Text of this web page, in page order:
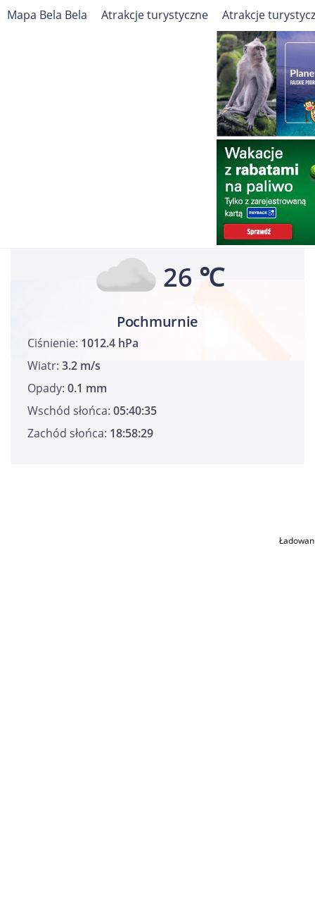
Bela Bela Pogoda
Mapa Bela Bela Atrakcje turystyczne Atrakcje
26 ℃
Pochmurnie
Ciśnienie: 1012.4 hPa
Wiatr: 3.2 m/s
Opady: 0.1 mm
Wschód słońca: 05:40:35
Zachód słońca: 18:58:29